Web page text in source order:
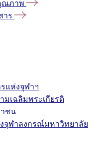
ณภาพ
าร
แห่งจุฬาฯ
มเฉลิมพระเกียรติ
ชน
จุฬาลงกรณ์มหาวิทยาลัย